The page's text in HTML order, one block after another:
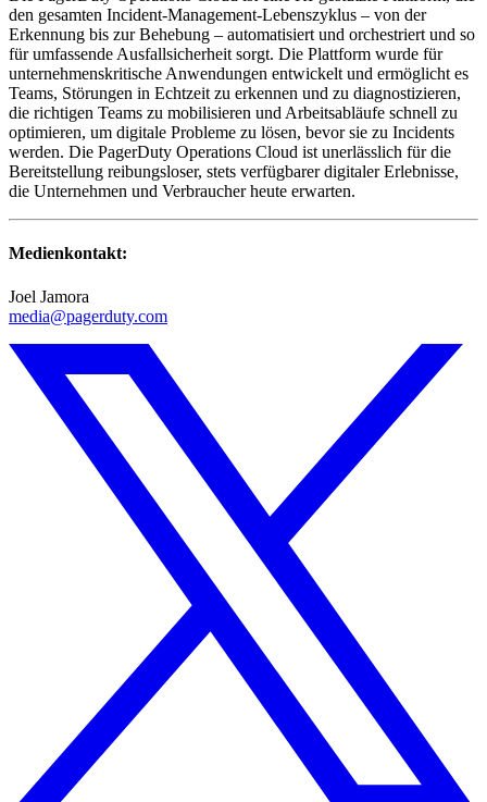
den gesamten Incident-Management-Lebenszyklus – von der
Erkennung bis zur Behebung – automatisiert und orchestriert und so
für umfassende Ausfallsicherheit sorgt. Die Plattform wurde für
unternehmenskritische Anwendungen entwickelt und ermöglicht es
Teams, Störungen in Echtzeit zu erkennen und zu diagnostizieren,
die richtigen Teams zu mobilisieren und Arbeitsabläufe schnell zu
optimieren, um digitale Probleme zu lösen, bevor sie zu Incidents
werden. Die PagerDuty Operations Cloud ist unerlässlich für die
Bereitstellung reibungsloser, stets verfügbarer digitaler Erlebnisse,
die Unternehmen und Verbraucher heute erwarten.
Medienkontakt:
Joel Jamora
media@pagerduty.com